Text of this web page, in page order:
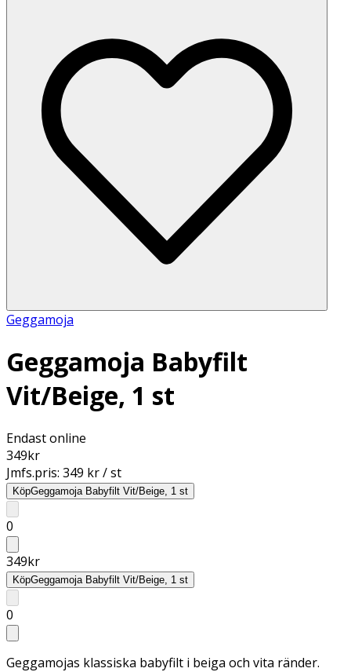
Geggamoja
Geggamoja Babyfilt
Vit/Beige, 1 st
Endast online
349kr
Jmfs.pris: 349 kr / st
KöpGeggamoja Babyfilt Vit/Beige, 1 st
0
349kr
KöpGeggamoja Babyfilt Vit/Beige, 1 st
0
Geggamojas klassiska babyfilt i beiga och vita ränder.